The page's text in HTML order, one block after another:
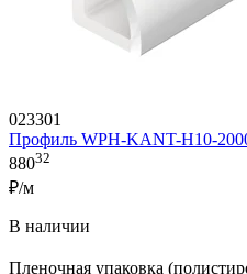
023301
Профиль WPH-KANT-H10-
88032
₽/м
В наличии
Пленочная упаковка